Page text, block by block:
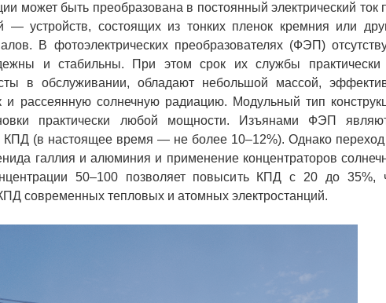
может быть преобразована в постоянный электрический ток
— устройств, состоящих из тонких пленок кремния или
В фотоэлектрических преобразователях (ФЭП)
и стабильны. При этом срок их службы практически
в обслуживании, обладают небольшой массой,
и рассеянную солнечную радиацию. Модульный тип
практически любой мощности. Изъянами ФЭП
КПД (в настоящее время — не более 10–12%). Однако
галлия и алюминия и применение концентраторов
50–100 позволяет повысить КПД с 20 до 35%,
современных тепловых и атомных электростанций.